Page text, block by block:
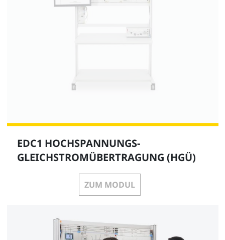
EDC1 HOCHSPANNUNGS-
GLEICHSTROMÜBERTRAGUNG (HGÜ)
ZUM MODUL